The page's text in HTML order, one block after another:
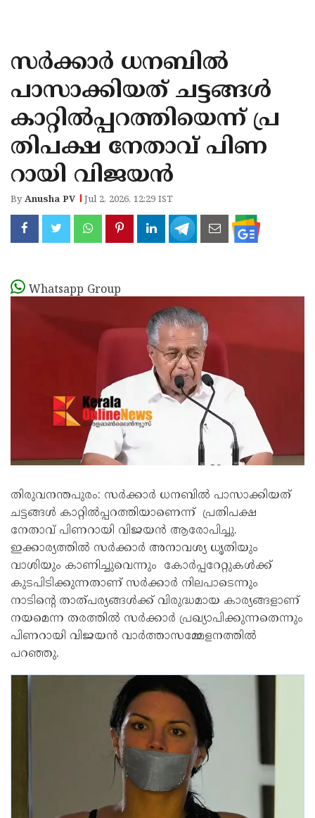
KANNUR
KASARAGOD
സര്‍ക്കാര്‍ ധനബില്‍
പാസാക്കിയത് ചട്ടങ്ങള്‍
കാറ്റില്‍പ്പറത്തിയെന്ന് പ്ര
തിപക്ഷ നേതാവ് പിണ
റായി വിജയന്‍
ByAnusha PV Jul 2, 2026, 12:29 IST
Whatsapp Group
തിരുവനന്തപുരം: സർക്കാർ ധനബില്‍ പാസാക്കിയത്
ചട്ടങ്ങള്‍ കാറ്റില്‍പ്പറത്തിയാണെന്ന് പ്രതിപക്ഷ
നേതാവ് പിണറായി വിജയന്‍ ആരോപിച്ചു.
ഇക്കാര്യത്തില്‍ സര്‍ക്കാര്‍ അനാവശ്യ ധൃതിയും
വാശിയും കാണിച്ചുവെന്നും കോര്‍പ്പറേറ്റുകള്‍ക്ക്
കുടപിടിക്കുന്നതാണ് സര്‍ക്കാര്‍ നിലപാടെന്നും
നാടിന്റെ താത്പര്യങ്ങള്‍ക്ക് വിരുദ്ധമായ കാര്യങ്ങളാണ്
നയമെന്ന തരത്തില്‍ സര്‍ക്കാര്‍ പ്രഖ്യാപിക്കുന്നതെന്നും
പിണറായി വിജയന്‍ വാർത്താസമ്മേളനത്തിൽ
പറഞ്ഞു.